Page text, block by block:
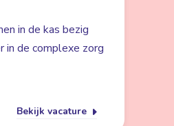
in de kas bezig
in de complexe zorg
Bekijk vacature